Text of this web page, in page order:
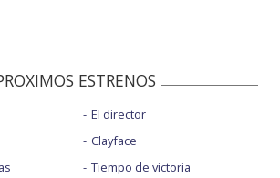
ESTRENOS
El director
Clayface
Tiempo de victoria